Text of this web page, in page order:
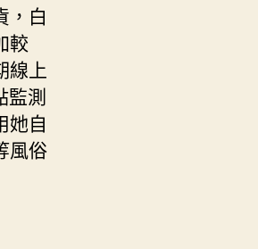
，白
較
線上
監測
她自
風俗